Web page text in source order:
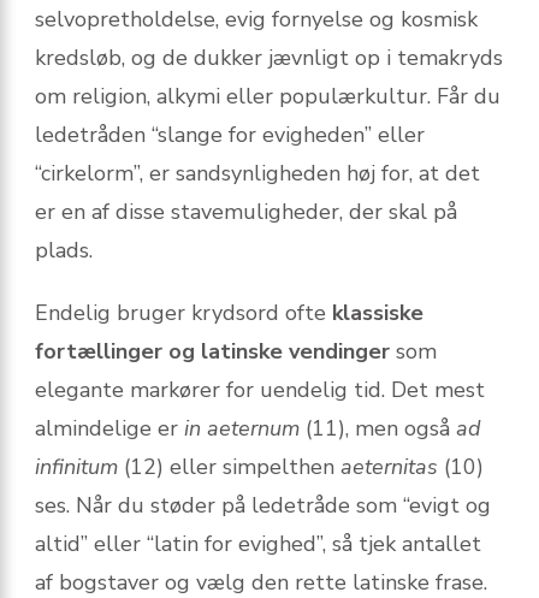
selvopretholdelse, evig fornyelse og kosmisk
kredsløb, og de dukker jævnligt op i temakryds
om religion, alkymi eller populærkultur. Får du
ledetråden “slange for evigheden” eller
“cirkelorm”, er sandsynligheden høj for, at det
er en af disse stavemuligheder, der skal på
plads.
Endelig bruger krydsord ofte klassiske
fortællinger og latinske vendinger som
elegante markører for uendelig tid. Det mest
almindelige er in aeternum (11), men også ad
infinitum (12) eller simpelthen aeternitas (10)
ses. Når du støder på ledetråde som “evigt og
altid” eller “latin for evighed”, så tjek antallet
af bogstaver og vælg den rette latinske frase.